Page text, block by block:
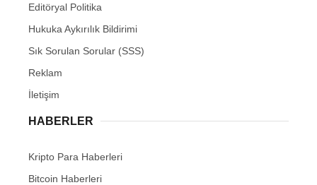
Editöryal Politika
Hukuka Aykırılık Bildirimi
Sık Sorulan Sorular (SSS)
Reklam
İletişim
HABERLER
Kripto Para Haberleri
Bitcoin Haberleri